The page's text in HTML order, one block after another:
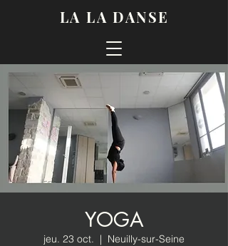
LA LA DANSE
YOGA
jeu. 23 oct.
  |
Neuilly-sur-Seine